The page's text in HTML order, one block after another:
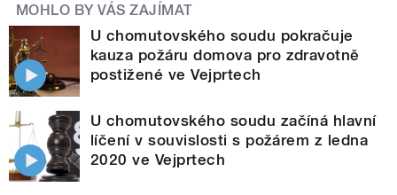
MOHLO BY VÁS ZAJÍMAT
U chomutovského soudu pokračuje
kauza požáru domova pro zdravotně
postižené ve Vejprtech
U chomutovského soudu začíná hlavní
líčení v souvislosti s požárem z ledna
2020 ve Vejprtech